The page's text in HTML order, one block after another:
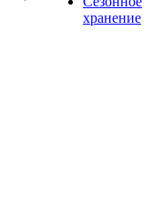
хранение